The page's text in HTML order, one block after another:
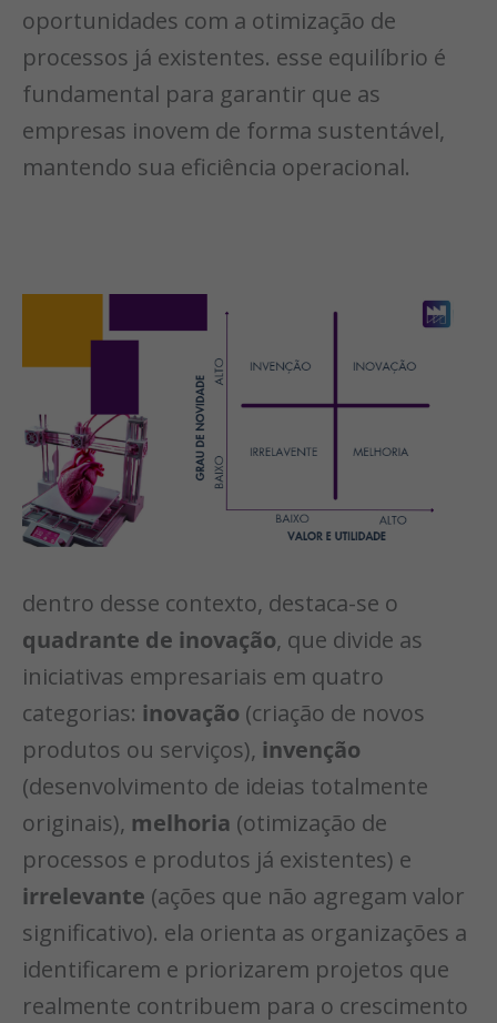
oportunidades com a otimização de
processos já existentes. esse equilíbrio é
fundamental para garantir que as
empresas inovem de forma sustentável,
mantendo sua eficiência operacional.
dentro desse contexto, destaca-se o
quadrante de inovação, que divide as
iniciativas empresariais em quatro
categorias: inovação (criação de novos
produtos ou serviços), invenção
(desenvolvimento de ideias totalmente
originais), melhoria (otimização de
processos e produtos já existentes) e
irrelevante (ações que não agregam valor
significativo). ela orienta as organizações a
identificarem e priorizarem projetos que
realmente contribuem para o crescimento